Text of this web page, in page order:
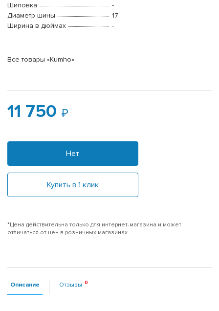
Шиповка
-
Диаметр шины
17
Ширина в дюймах
-
Все товары «Kumho»
11 750
Нет
Купить в 1 клик
*Цена действительна только для интернет-магазина и может
отличаться от цен в розничных магазинах
Описание Отзывы